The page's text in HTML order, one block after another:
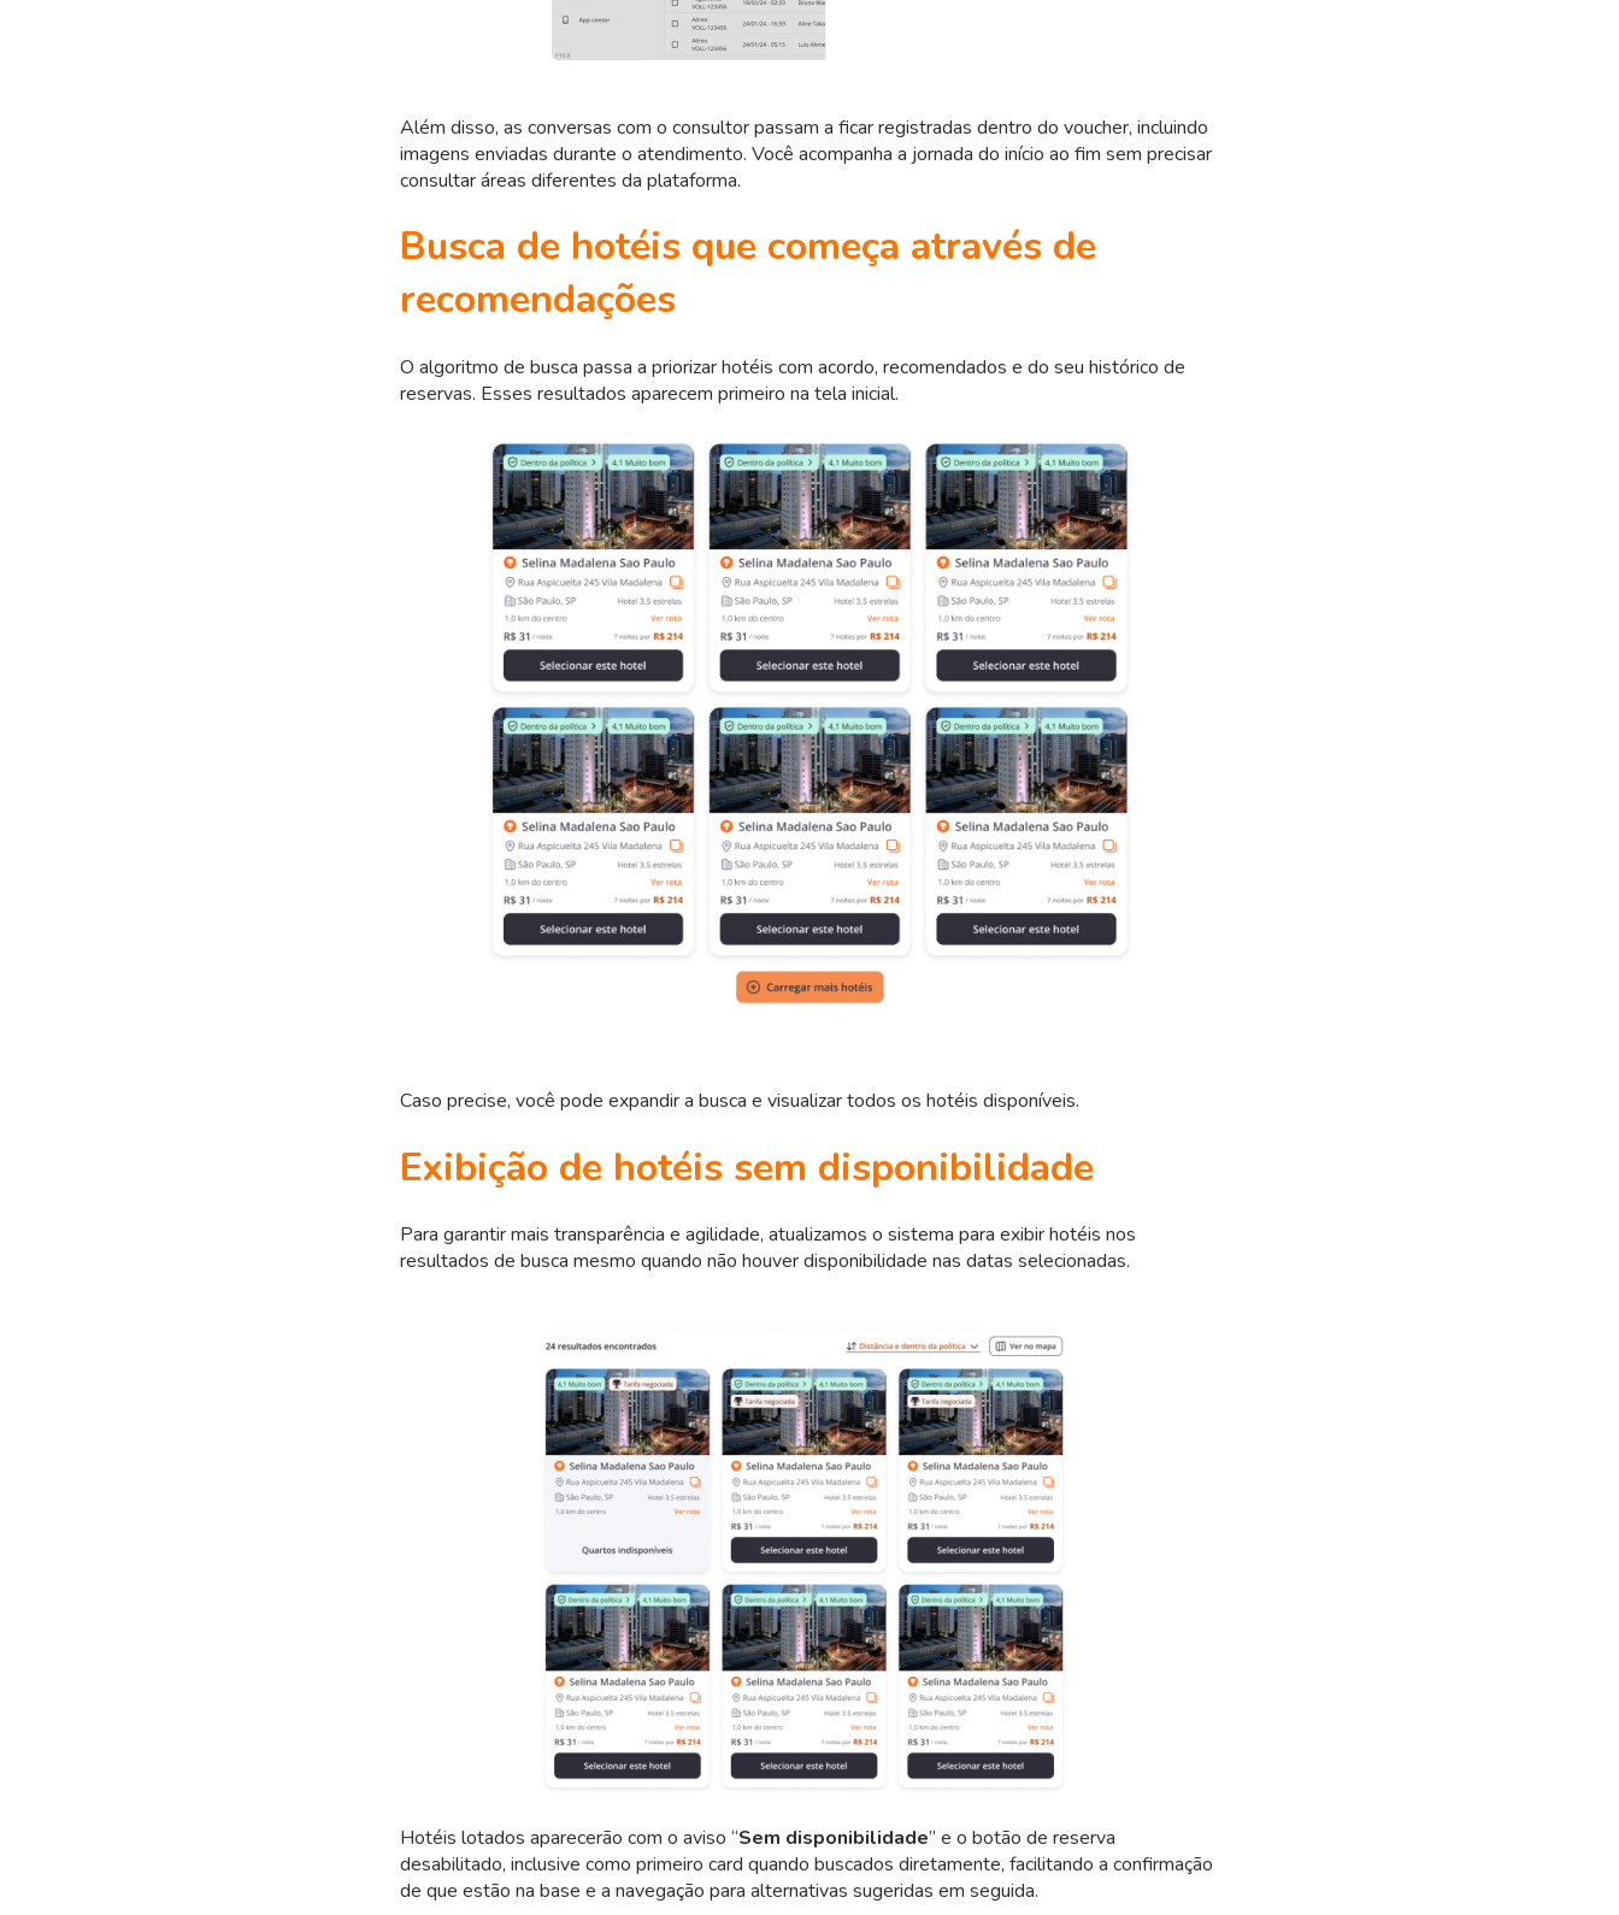
Além disso, as conversas com o consultor passam a ficar registradas dentro do voucher, incluindo
imagens enviadas durante o atendimento. Você acompanha a jornada do início ao fim sem precisar
consultar áreas diferentes da plataforma.
Busca de hotéis que começa através de
recomendações
O algoritmo de busca passa a priorizar hotéis com acordo, recomendados e do seu histórico de
reservas. Esses resultados aparecem primeiro na tela inicial.
Caso precise, você pode expandir a busca e visualizar todos os hotéis disponíveis.
Exibição de hotéis sem disponibilidade
Para garantir mais transparência e agilidade, atualizamos o sistema para exibir hotéis nos
resultados de busca mesmo quando não houver disponibilidade nas datas selecionadas.
Hotéis lotados aparecerão com o aviso “Sem disponibilidade” e o botão de reserva
desabilitado, inclusive como primeiro card quando buscados diretamente, facilitando a confirmação
de que estão na base e a navegação para alternativas sugeridas em seguida.